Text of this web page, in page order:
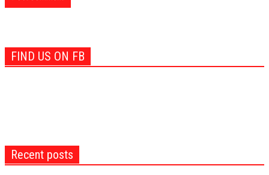
FIND US ON FB
Recent posts